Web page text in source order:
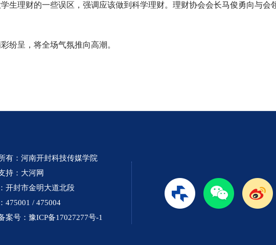
理财的一些误区，强调应该做到科学理财。理财协会会长马俊勇向与会
纷呈，将全场气氛推向高潮。
有：河南开封科技传媒学院
持： 大河网
开封市金明大道北段
475001 / 475004
案号： 豫ICP备17027277号-1